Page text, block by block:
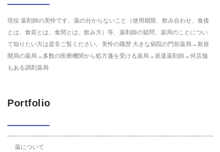
現役 薬剤師の美怜です。薬の分からないこと（使用期限、飲み合わせ、食後
とは、食前とは、食間とは、飲み方）等、薬剤師の疑問、薬局のことについ
て知りたい方は是非ご覧ください。美怜の職歴 大きな病院の門前薬局→新規
開局の薬局→多数の医療機関から処方箋を受ける薬局→派遣薬剤師→何店舗
もある調剤薬局
Portfolio
薬について